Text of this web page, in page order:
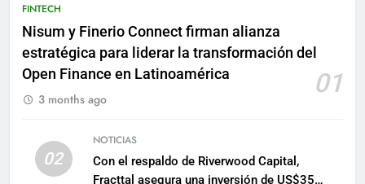
FINTECH
Nisum y Finerio Connect firman alianza
estratégica para liderar la transformación del
Open Finance en Latinoamérica
01
3 months ago
02
NOTICIAS
Con el respaldo de Riverwood Capital,
Fracttal asegura una inversión de US$35